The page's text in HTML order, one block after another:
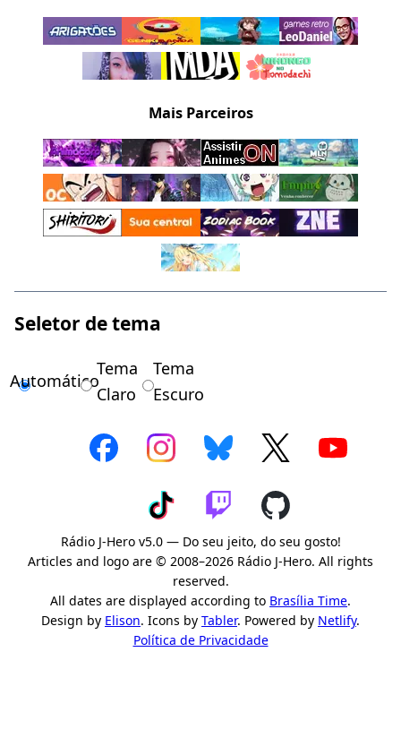
Mais Parceiros
Seletor de tema
Automático
Tema
Claro
Tema
Escuro
Rádio J-Hero v5.0 — Do seu jeito, do seu gosto!
Articles and logo are © 2008–2026 Rádio J-Hero. All rights
reserved.
All dates are displayed according to Brasília Time.
Design by Elison. Icons by Tabler. Powered by Netlify.
Política de Privacidade